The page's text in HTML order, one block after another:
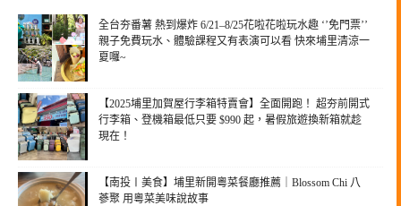
全台夯番薯 熱到爆炸 6/21–8/25花啦花啦玩水趣 ‘’免門票’’
親子免費玩水、體驗課程又有表演可以看 快來埔里清涼一
夏囉~
【2025埔里加賀屋行李箱特賣會】全面開跑！ 超夯前開式
行李箱、登機箱最低只要 $990 起，暑假旅遊換新箱就趁
現在！
【南投〡美食】埔里新開粵菜餐廳推薦｜Blossom Chi 八
蔘聚 用粵菜美味說故事